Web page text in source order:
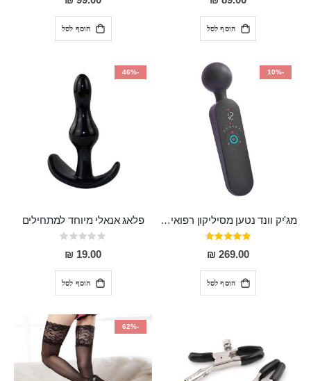
הוסף לסל הוסף לסל
-10%
מג'יק וונד נטען מסיליקון רפואי חזק בעל 12 מצבי רטט ו6 מהירויות שונות ROMI
דירוג:
93%
269.00 ₪
הוסף לסל
-46%
פלאג אנאלי מיוחד למתחילים
Rating:
0%
19.00 ₪
הוסף לסל
-62%